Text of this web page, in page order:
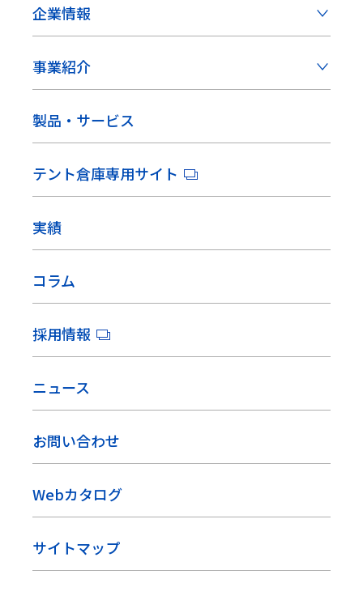
企業情報
事業紹介
製品・サービス
テント倉庫専用サイト
実績
コラム
採用情報
ニュース
お問い合わせ
Webカタログ
サイトマップ